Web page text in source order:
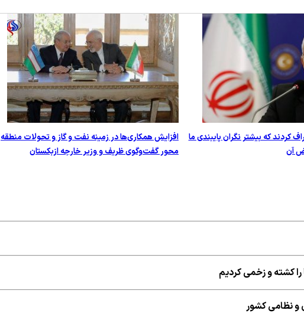
کردند که بیشتر نگران پایبندی ما
آن
افزایش همکاری‌ها در زمینه نفت و گاز و تحولات منطقه
محور گفت‌وگوی ظریف و وزیر خارجه ازبکستان
کشته و زخمی کردیم
و نظامی کشور